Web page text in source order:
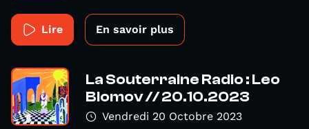
Lire En savoir plus
La Souterraine Radio : Leo
Blomov // 20.10.2023
Vendredi 20 Octobre 2023